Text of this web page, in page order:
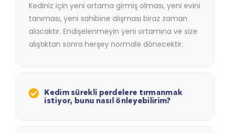
Kediniz için yeni ortama girmiş olması, yeni evini
tanıması, yeni sahibine alışması biraz zaman
alacaktır. Endişelenmeyin yeni ortamına ve size
alıştıktan sonra herşey normale dönecektir.
Kedim sürekli perdelere tırmanmak
istiyor, bunu nasıl önleyebilirim?